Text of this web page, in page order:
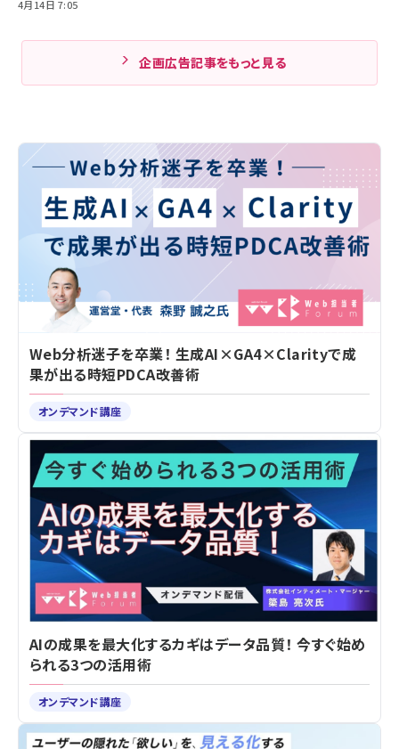
4月14日 7:05
企画広告記事をもっと見る
Web分析迷子を卒業！ 生成AI×GA4×Clarityで成
果が出る時短PDCA改善術
オンデマンド講座
AIの成果を最大化するカギはデータ品質！ 今すぐ始め
られる3つの活用術
オンデマンド講座